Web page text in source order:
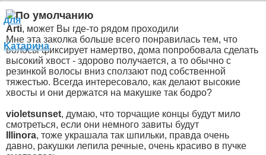
Arti, может Вы где-то рядом проходили
Мне эта заколка больше всего понравилась тем, что
волосы фиксирует намертво, дома попробовала сделать
высокий хвост - здорово получается, а то обычно с
резинкой волосы вниз сползают под собственной
тяжестью. Всегда интересовало, как делают высокие
хвосты и они держатся на макушке так бодро?
violetsunset, думаю, что торчащие концы будут мило
смотреться, если они немного завиты будут
Illinora, тоже украшала так шпильки, правда очень
давно, ракушки лепила речные, очень красиво в пучке